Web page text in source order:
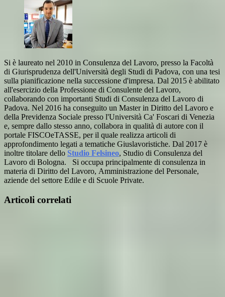
Si è laureato nel 2010 in Consulenza del Lavoro, presso la Facoltà
di Giurisprudenza dell'Università degli Studi di Padova, con una tesi
sulla pianificazione nella successione d'impresa. Dal 2015 è abilitato
all'esercizio della Professione di Consulente del Lavoro,
collaborando con importanti Studi di Consulenza del Lavoro di
Padova. Nel 2016 ha conseguito un Master in Diritto del Lavoro e
della Previdenza Sociale presso l'Università Ca' Foscari di Venezia
e, sempre dallo stesso anno, collabora in qualità di autore con il
portale FISCOeTASSE, per il quale realizza articoli di
approfondimento legati a tematiche Giuslavoristiche. Dal 2017 è
inoltre titolare dello Studio Felsineo, Studio di Consulenza del
Lavoro di Bologna. Si occupa principalmente di consulenza in
materia di Diritto del Lavoro, Amministrazione del Personale,
aziende del settore Edile e di Scuole Private.
Articoli correlati